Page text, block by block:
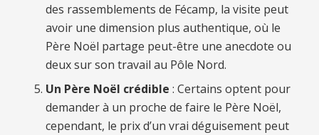
des rassemblements de Fécamp, la visite peut
avoir une dimension plus authentique, où le
Père Noël partage peut-être une anecdote ou
deux sur son travail au Pôle Nord.
Un Père Noël crédible : Certains optent pour
demander à un proche de faire le Père Noël,
cependant, le prix d’un vrai déguisement peut